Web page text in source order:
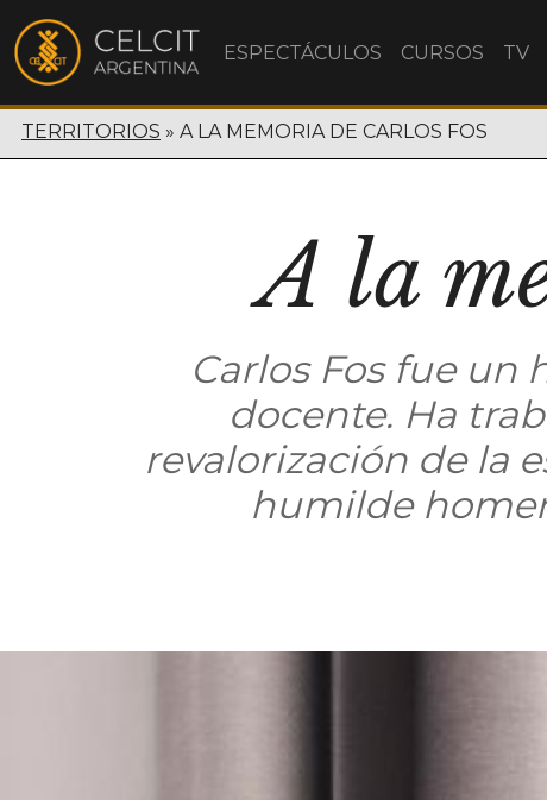
ESPECTÁCULOS CURSOS TV
TERRITORIOS A LA MEMORIA DE CARLOS FOS
A la
Carlos Fos fue
docente. Ha
revalorización de la
humilde